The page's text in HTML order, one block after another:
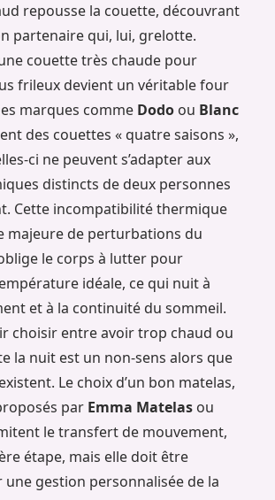
repousse la couette, découvrant
partenaire qui, lui, grelotte.
couette très chaude pour
frileux devient un véritable four
marques comme Dodo ou Blanc
des couettes « quatre saisons »,
ci ne peuvent s’adapter aux
distincts de deux personnes
Cette incompatibilité thermique
majeure de perturbations du
le corps à lutter pour
idéale, ce qui nuit à
et à la continuité du sommeil.
choisir entre avoir trop chaud ou
la nuit est un non-sens alors que
Le choix d’un bon matelas,
par Emma Matelas ou
le transfert de mouvement,
étape, mais elle doit être
une gestion personnalisée de la